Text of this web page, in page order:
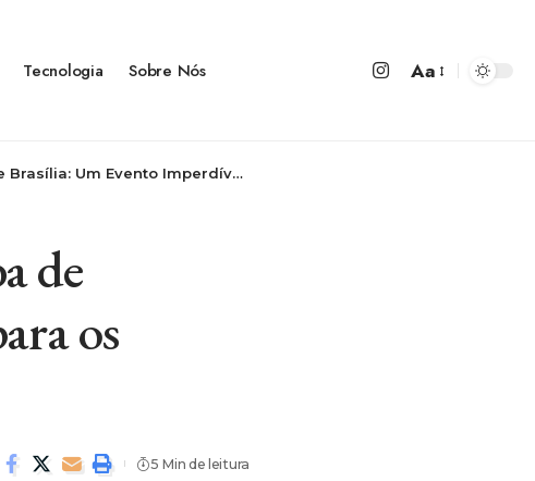
Tecnologia Sobre Nós Aa
Imperdível para os Amantes da Fruta
de
os
5 Min de leitura